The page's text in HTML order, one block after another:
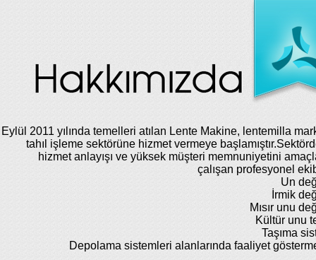
Eylül 2011 yılında temelleri atılan Lente Makine, lentemilla
tahıl işleme sektörüne hizmet vermeye
hizmet anlayışı ve yüksek müşteri memnuniyetini
çalışan profesyonel
Un
İrmik
Mısır unu
Kültür unu
Taşıma
Depolama sistemleri alanlarında faaliyet